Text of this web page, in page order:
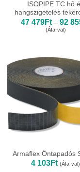
ISOPIPE TC hő
hangszigetelés
47 479Ft – 92
(Áfa-val)
Armaflex Öntapadós
4 103Ft (Áfa-val)